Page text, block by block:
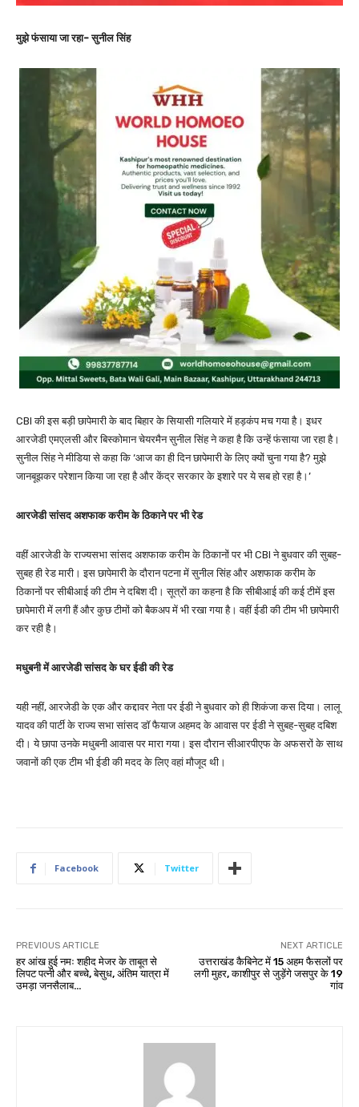
मुझे फंसाया जा रहा- सुनील सिंह
CBI की इस बड़ी छापेमारी के बाद बिहार के सियासी गलियारे में हड़कंप मच गया है। इधर
आरजेडी एमएलसी और बिस्कोमान चेयरमैन सुनील सिंह ने कहा है कि उन्हें फंसाया जा रहा है।
सुनील सिंह ने मीडिया से कहा कि ‘आज का ही दिन छापेमारी के लिए क्यों चुना गया है? मुझे
जानबूझकर परेशान किया जा रहा है और केंद्र सरकार के इशारे पर ये सब हो रहा है।’
आरजेडी सांसद अशफाक करीम के ठिकाने पर भी रेड
वहीं आरजेडी के राज्यसभा सांसद अशफाक करीम के ठिकानों पर भी CBI ने बुधवार की सुबह-
सुबह ही रेड मारी। इस छापेमारी के दौरान पटना में सुनील सिंह और अशफाक करीम के
ठिकानों पर सीबीआई की टीम ने दबिश दी। सूत्रों का कहना है कि सीबीआई की कई टीमें इस
छापेमारी में लगी हैं और कुछ टीमों को बैकअप में भी रखा गया है। वहीं ईडी की टीम भी छापेमारी
कर रही है।
मधुबनी में आरजेडी सांसद के घर ईडी की रेड
यही नहीं, आरजेडी के एक और कद्दावर नेता पर ईडी ने बुधवार को ही शिकंजा कस दिया। लालू
यादव की पार्टी के राज्य सभा सांसद डॉ फैयाज अहमद के आवास पर ईडी ने सुबह-सुबह दबिश
दी। ये छापा उनके मधुबनी आवास पर मारा गया। इस दौरान सीआरपीएफ के अफसरों के साथ
जवानों की एक टीम भी ईडी की मदद के लिए वहां मौजूद थी।
Facebook Twitter
PREVIOUS ARTICLE
हर आंख हुई नमः शहीद मेजर के ताबूत से
लिपट पत्नी और बच्चे, बेसुध, अंतिम यात्रा में
उमड़ा जनसैलाब…
NEXT ARTICLE
उत्तराखंड कैबिनेट में 15 अहम फैसलों पर
लगी मुहर, काशीपुर से जुड़ेंगे जसपुर के 19
गांव